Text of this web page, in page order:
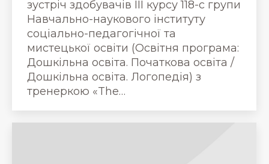
зустріч здобувачів ІІІ курсу 118-с групи
Навчально-наукового інституту
соціально-педагогічної та
мистецької освіти (Освітня програма:
Дошкільна освіта. Початкова освіта /
Дошкільна освіта. Логопедія) з
тренеркою «The…